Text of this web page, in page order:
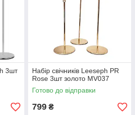
3шт
Набір свічників Leeseph PR
Rose 3шт золото MV037
Готово до відправки
799 ₴